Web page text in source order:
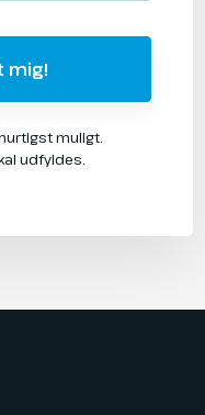
muligt.
udfyldes.